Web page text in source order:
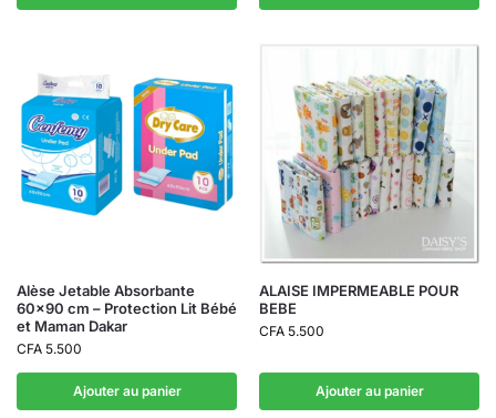
Alèse Jetable Absorbante
60×90 cm – Protection Lit Bébé
et Maman Dakar
CFA 5.500
Ajouter au panier
ALAISE IMPERMEABLE POUR
BEBE
CFA 5.500
Ajouter au panier